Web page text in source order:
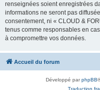
renseignées soient enregistrées
informations ne seront pas
consentement, ni « CLOUD &
tenus comme responsables en
à compromettre vos données.
Accueil du forum
Développé parphpBB
Traduction